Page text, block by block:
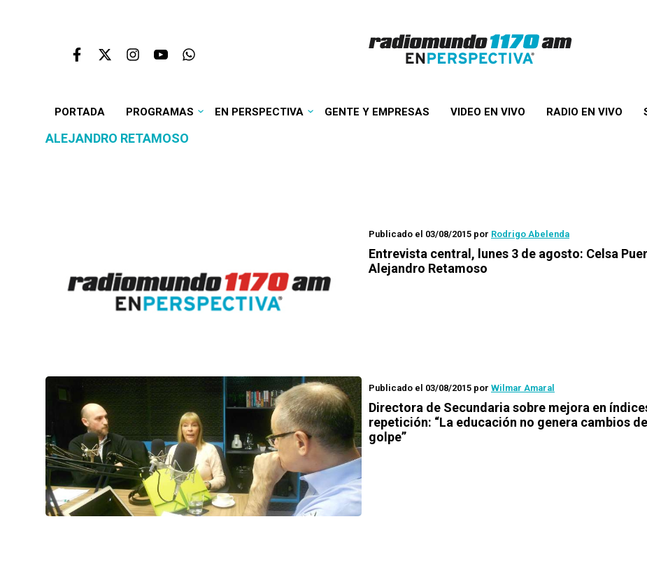
PORTADA PROGRAMAS EN PERSPECTIVA GENTE Y EMPRESAS VIDEO EN VIVO RADIO EN VIVO
ALEJANDRO RETAMOSO
Publicado el 03/08/2015 por Rodrigo Abelenda
Entrevista central, lunes 3 de agosto: Celsa
Alejandro Retamoso
Publicado el 03/08/2015 por Wilmar Amaral
Directora de Secundaria sobre mejora en
repetición: “La educación no genera cambios de
golpe”